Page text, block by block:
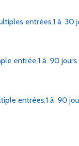
entrées,1 à 30
entrée,1 à 90 jours
entrées,1 à 90